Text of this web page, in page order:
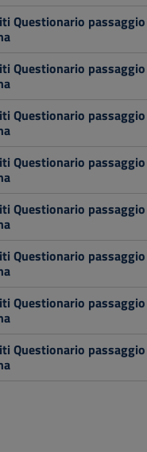
Questionario
Questionario
Questionario
Questionario
Questionario
Questionario
Questionario
Questionario